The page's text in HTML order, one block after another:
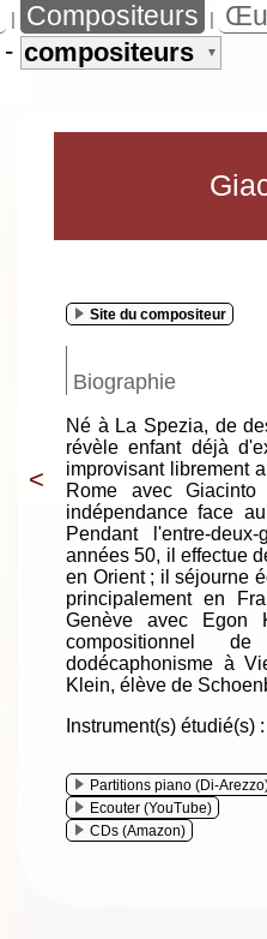
Compositeurs
<
Site du compositeur
Biographie
Né à La Spezia, de
révèle enfant déjà
improvisant librement
Rome avec
indépendance face
Pendant l'entre-
années 50, il effectue
en Orient ; il séjourne
principalement en
Genève avec Egon
compositionnel
dodécaphonisme à
Klein, élève de
Instrument(s) étudié(s)
Partitions piano (Di-
Ecouter (YouTube)
CDs (Amazon)
- compositeurs ▼